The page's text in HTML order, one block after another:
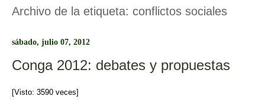
Archivo de la etiqueta: conflictos sociales
sábado, julio 07, 2012
Conga 2012: debates y propuestas
[Visto: 3590 veces]